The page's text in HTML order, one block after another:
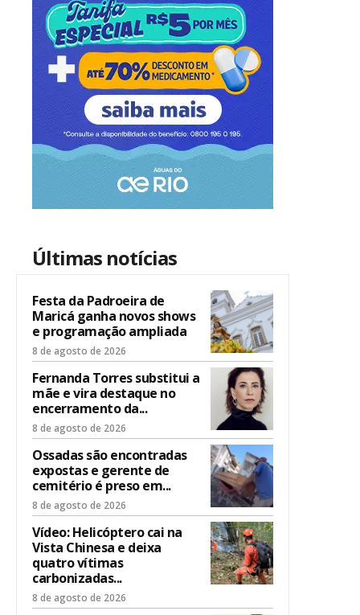
Últimas notícias
Festa da Padroeira de
Maricá ganha novos shows
e programação ampliada
8 de agosto de 2026
Fernanda Torres substitui a
mãe e vira destaque no
encerramento da...
8 de agosto de 2026
Ossadas são encontradas
expostas e gerente de
cemitério é preso em...
8 de agosto de 2026
Vídeo: Helicóptero cai na
Vista Chinesa e deixa
quatro vítimas
carbonizadas...
8 de agosto de 2026